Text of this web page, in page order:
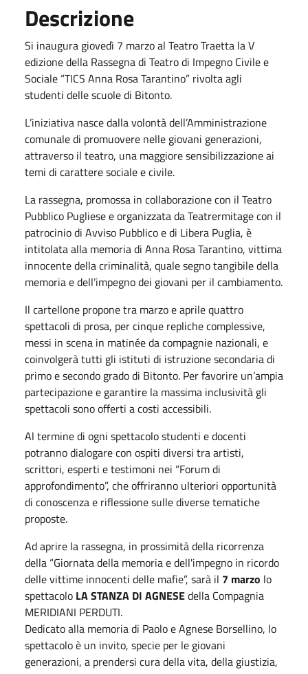
Descrizione
Si inaugura giovedì 7 marzo al Teatro Traetta la V
edizione della Rassegna di Teatro di Impegno Civile e
Sociale “TICS Anna Rosa Tarantino” rivolta agli
studenti delle scuole di Bitonto.
L’iniziativa nasce dalla volontà dell’Amministrazione
comunale di promuovere nelle giovani generazioni,
attraverso il teatro, una maggiore sensibilizzazione ai
temi di carattere sociale e civile.
La rassegna, promossa in collaborazione con il Teatro
Pubblico Pugliese e organizzata da Teatrermitage con il
patrocinio di Avviso Pubblico e di Libera Puglia, è
intitolata alla memoria di Anna Rosa Tarantino, vittima
innocente della criminalità, quale segno tangibile della
memoria e dell’impegno dei giovani per il cambiamento.
Il cartellone propone tra marzo e aprile quattro
spettacoli di prosa, per cinque repliche complessive,
messi in scena in matinée da compagnie nazionali, e
coinvolgerà tutti gli istituti di istruzione secondaria di
primo e secondo grado di Bitonto. Per favorire un’ampia
partecipazione e garantire la massima inclusività gli
spettacoli sono offerti a costi accessibili.
Al termine di ogni spettacolo studenti e docenti
potranno dialogare con ospiti diversi tra artisti,
scrittori, esperti e testimoni nei “Forum di
approfondimento”, che offriranno ulteriori opportunità
di conoscenza e riflessione sulle diverse tematiche
proposte.
Ad aprire la rassegna, in prossimità della ricorrenza
della “Giornata della memoria e dell'impegno in ricordo
delle vittime innocenti delle mafie”, sarà il 7 marzo lo
spettacolo LA STANZA DI AGNESEdella Compagnia
MERIDIANI PERDUTI.
Dedicato alla memoria di Paolo e Agnese Borsellino, lo
spettacolo è un invito, specie per le giovani
generazioni, a prendersi cura della vita, della giustizia,